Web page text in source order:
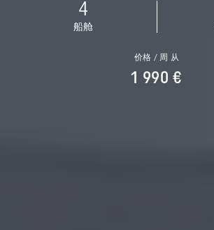
4
船舱
价格 / 周 从
1 990 €